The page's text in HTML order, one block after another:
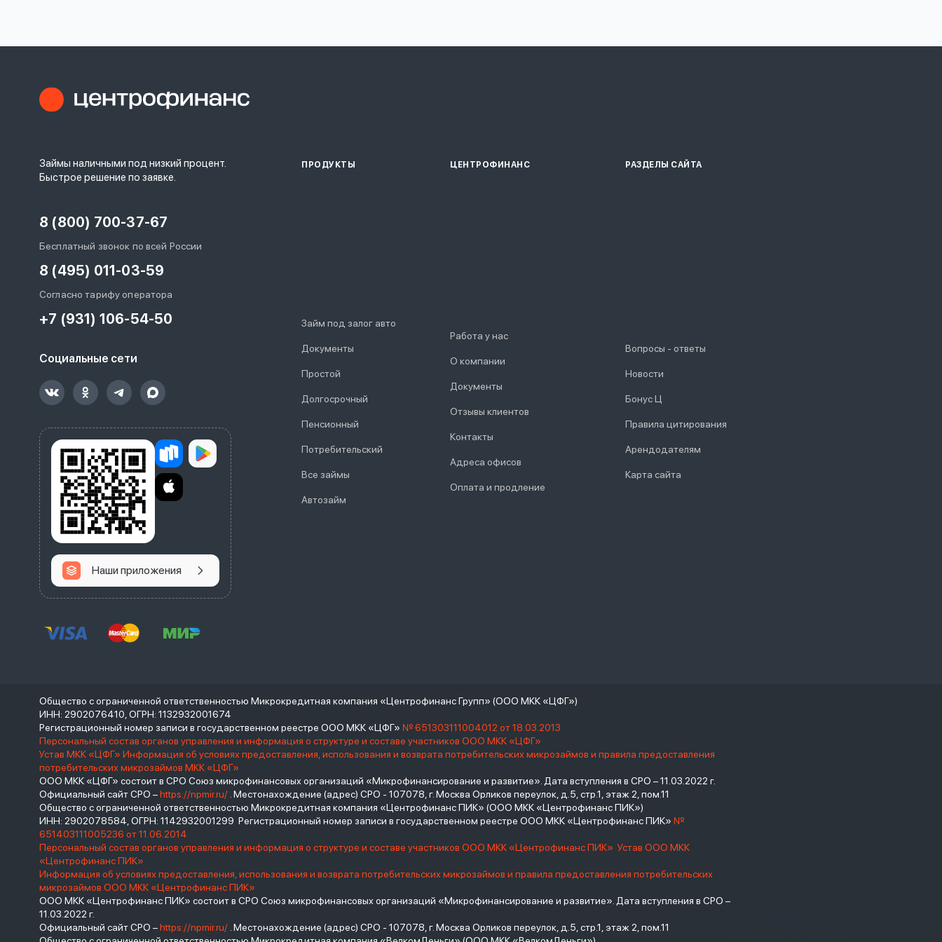
Займы наличными под низкий процент.
Быстрое решение по заявке.
8 (800) 700-37-67
Бесплатный звонок по всей России
8 (495) 011-03-59
Согласно тарифу оператора
+7 (931) 106-54-50
Социальные сети
Наши приложения
ПРОДУКТЫ
Займ под залог авто
Документы
Простой
Долгосрочный
Пенсионный
Потребительский
Все займы
Автозайм
ЦЕНТРОФИНАНС
Работа у нас
О компании
Документы
Отзывы клиентов
Контакты
Адреса офисов
Оплата и продление
РАЗДЕЛЫ САЙТА
Вопросы - ответы
Новости
Бонус Ц
Правила цитирования
Арендодателям
Карта сайта
Общество с ограниченной ответственностью Микрокредитная компания «Центрофинанс Групп» (ООО МКК «ЦФГ»)
ИНН: 2902076410, ОГРН: 1132932001674
Регистрационный номер записи в государственном реестре ООО МКК «ЦФГ» № 651303111004012 от 18.03.2013
Персональный состав органов управления и информация о структуре и составе участников ООО МКК «ЦФГ»
Устав МКК «ЦФГ» Информация об условиях предоставления, использования и возврата потребительских микрозаймов и правила предоставления
потребительских микрозаймов МКК «ЦФГ»
ООО МКК «ЦФГ» состоит в СРО Союз микрофинансовых организаций «Микрофинансирование и развитие». Дата вступления в СРО – 11.03.2022 г.
Официальный сайт СРО –https://npmir.ru/ . Местонахождение (адрес) СРО - 107078, г. Москва Орликов переулок, д.5, стр.1, этаж 2, пом.11
Общество с ограниченной ответственностью Микрокредитная компания «Центрофинанс ПИК» (ООО МКК «Центрофинанс ПИК»)
ИНН: 2902078584, ОГРН: 1142932001299 Регистрационный номер записи в государственном реестре ООО МКК «Центрофинанс ПИК» №
651403111005236 от 11.06.2014
Персональный состав органов управления и информация о структуре и составе участников ООО МКК «Центрофинанс ПИК» Устав ООО МКК
«Центрофинанс ПИК»
Информация об условиях предоставления, использования и возврата потребительских микрозаймов и правила предоставления потребительских
микрозаймов ООО МКК «Центрофинанс ПИК»
ООО МКК «Центрофинанс ПИК» состоит в СРО Союз микрофинансовых организаций «Микрофинансирование и развитие». Дата вступления в СРО –
11.03.2022 г.
Официальный сайт СРО –https://npmir.ru/ . Местонахождение (адрес) СРО - 107078, г. Москва Орликов переулок, д.5, стр.1, этаж 2, пом.11
Войти под другим номером